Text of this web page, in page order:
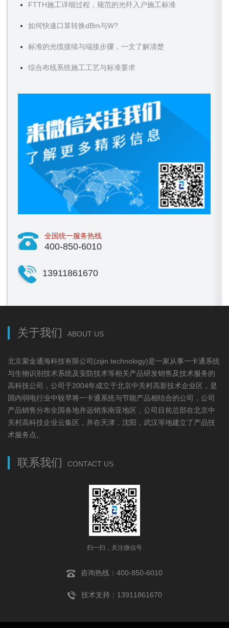
FTTH施工详细过程，规范的光纤入户施工标准
如何快速口算转换dBm与W?
标准的光缆接续与端接步骤，一文了解清楚
综合布线系统施工工艺与标准要求
全国统一服务热线
400-850-6010
13911861670
关于我们 ABOUT US
北京紫金通海科技有限公司(zijin technology)是一家从事一卡通系统
与生物识别技术系统及安防技术等相关产品研发销售及技术服务的
高科技公司，公司于2004年成立于北京中关村高新技术企业区，是
国内弱电行业中较早将一卡通系统与节能产品相结合的公司，公司
产品销售分布全国各地并远销东南亚地区，公司目前总部在北京中
关村高科技企业云集区，并在天津，沈阳，武汉等地建立了产品技
术服务点。
联系我们 CONTACT US
扫一扫，关注微信号
咨询热线：400-850-6010
技术支持：13911861670